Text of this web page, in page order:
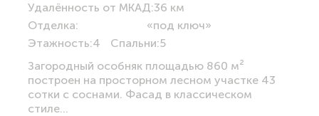
Удалённость от МКАД:36 км
Отделка:
«под ключ»
Этажность:4 Спальни:5
Загородный особняк площадью 860 м²
построен на просторном лесном участке 43
сотки с соснами. Фасад в классическом
стиле...